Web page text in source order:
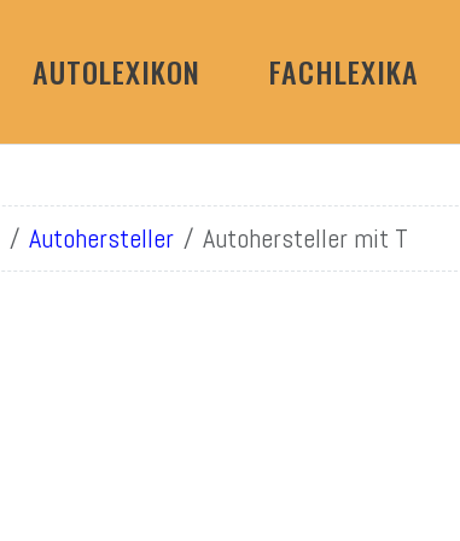
AUTOLEXIKON FACHLEXIKA
Autohersteller Autohersteller mit T